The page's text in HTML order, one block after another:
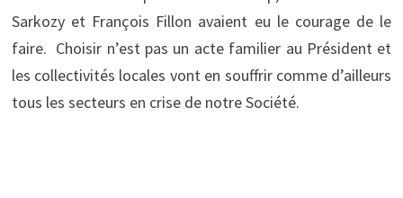
Sarkozy et François Fillon avaient eu le courage de le
faire. Choisir n’est pas un acte familier au Président et
les collectivités locales vont en souffrir comme d’ailleurs
tous les secteurs en crise de notre Société.